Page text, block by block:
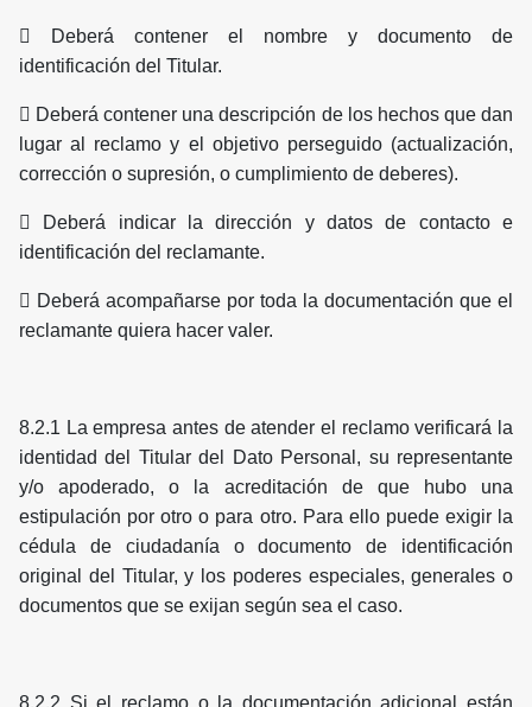
 Deberá contener el nombre y documento de
identificación del Titular.
 Deberá contener una descripción de los hechos que dan
lugar al reclamo y el objetivo perseguido (actualización,
corrección o supresión, o cumplimiento de deberes).
 Deberá indicar la dirección y datos de contacto e
identificación del reclamante.
 Deberá acompañarse por toda la documentación que el
reclamante quiera hacer valer.
8.2.1 La empresa antes de atender el reclamo verificará la
identidad del Titular del Dato Personal, su representante
y/o apoderado, o la acreditación de que hubo una
estipulación por otro o para otro. Para ello puede exigir la
cédula de ciudadanía o documento de identificación
original del Titular, y los poderes especiales, generales o
documentos que se exijan según sea el caso.